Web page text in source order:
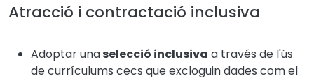
Atracció i contractació inclusiva
Adoptar unaselecció inclusiva a través de l'ús
de currículums cecs que excloguin dades com el